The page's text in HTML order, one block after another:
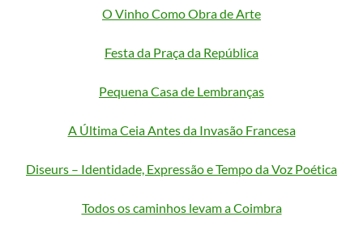
O Vinho Como Obra de Arte
Festa da Praça da República
Pequena Casa de Lembranças
A Última Ceia Antes da Invasão Francesa
Diseurs – Identidade, Expressão e Tempo da Voz Poética
Todos os caminhos levam a Coimbra